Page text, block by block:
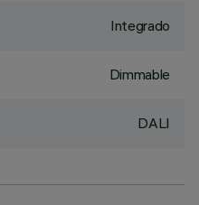
Integrado
Dimmable
DALI